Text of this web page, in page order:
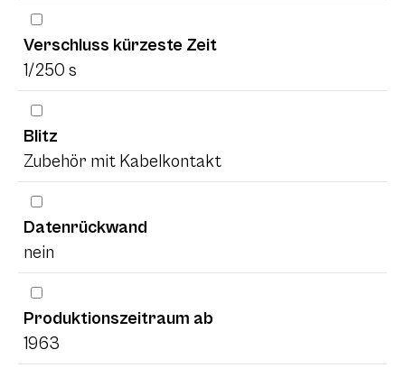
Verschluss kürzeste Zeit
1/250 s
Blitz
Zubehör mit Kabelkontakt
Datenrückwand
nein
Produktionszeitraum ab
1963